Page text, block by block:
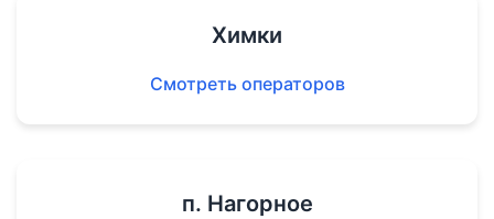
Химки
Смотреть операторов
п. Нагорное